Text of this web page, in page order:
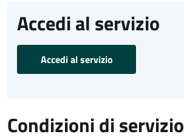
Accedi al servizio
Accedi al servizio
Condizioni di servizio